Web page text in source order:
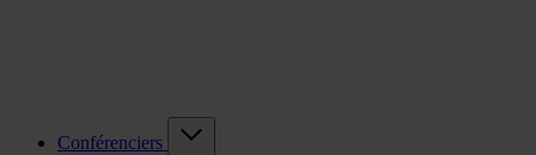
Conférenciers